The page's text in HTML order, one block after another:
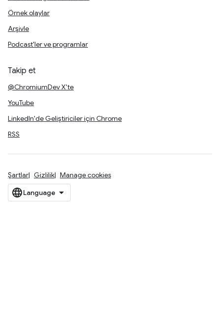
Örnek olaylar
Arşivle
Podcast'ler ve programlar
Takip et
@ChromiumDev X'te
YouTube
LinkedIn'de Geliştiriciler için Chrome
RSS
Şartlar Gizlilik Manage cookies